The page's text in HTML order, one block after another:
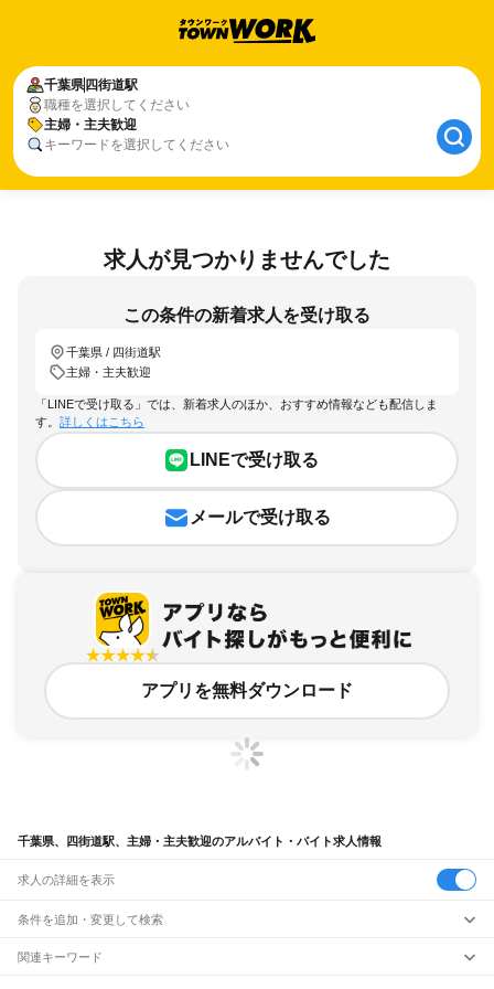
千葉県 四街道駅
職種を選択してください
主婦・主夫歓迎
キーワードを選択してください
求人が見つかりませんでした
この条件の新着求人を受け取る
千葉県 / 四街道駅
主婦・主夫歓迎
「LINEで受け取る」では、新着求人のほか、おすすめ情報なども配信しま
す。 詳しくはこちら
LINEで受け取る
メールで受け取る
アプリを無料ダウンロード
千葉県、四街道駅、主婦・主夫歓迎のアルバイト・バイト求人情報
求人の詳細を表示
条件を追加・変更して検索
市区町村を追加・変更
関連キーワード